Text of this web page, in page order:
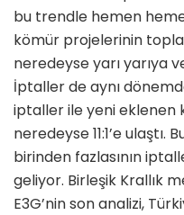
bu trendle hemen
kömür projelerinin
neredeyse yarı yarıya
İptaller de aynı
iptaller ile yeni eklenen
neredeyse 11:1’e
birinden fazlasının
geliyor. Birleşik Krallık
E3G’nin son analizi,